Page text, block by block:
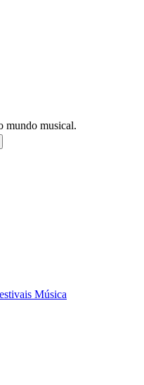
mundo musical.